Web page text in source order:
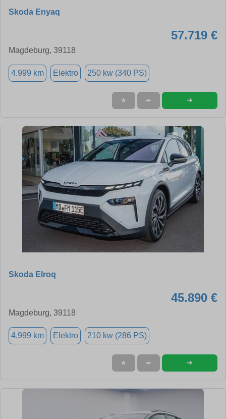
Skoda Enyaq
57.719 €
Magdeburg, 39118
4.999 km Elektro 250 kw (340 PS)
★ ➦ ➜
Skoda Elroq
45.890 €
Magdeburg, 39118
4.999 km Elektro 210 kw (286 PS)
★ ➦ ➜